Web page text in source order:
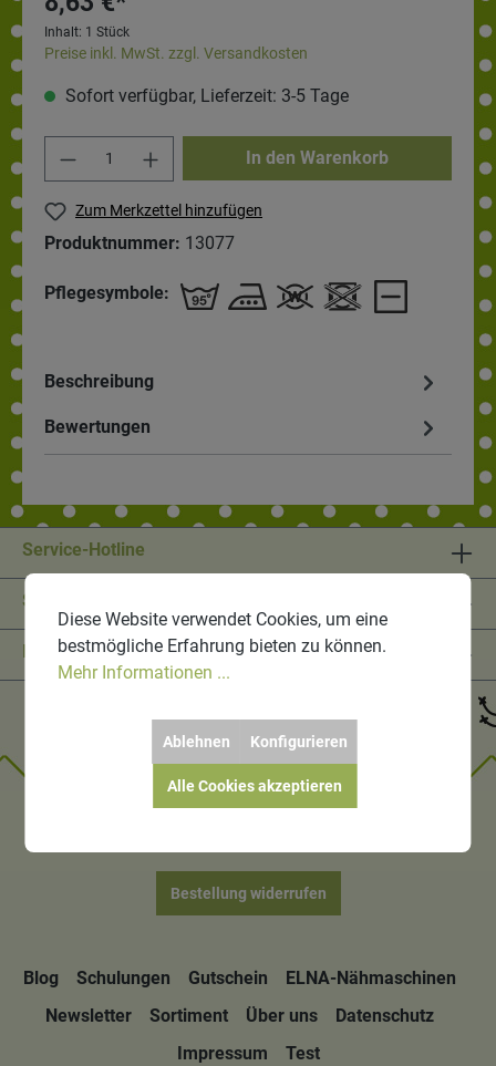
Inhalt: 1 Stück
Preise inkl. MwSt. zzgl. Versandkosten
Sofort verfügbar, Lieferzeit: 3-5 Tage
In den Warenkorb
Zum Merkzettel hinzufügen
Produktnummer: 13077
Pflegesymbole:
Beschreibung
Bewertungen
Service-Hotline
Shop Service
Informationen
Bestellung widerrufen
Blog Schulungen Gutschein
ELNA-Nähmaschinen
Newsletter
Sortiment Über uns
Datenschutz
Impressum
Test
Diese Website verwendet Cookies, um eine
bestmögliche Erfahrung bieten zu können.
Mehr Informationen ...
Ablehnen Konfigurieren
Alle Cookies akzeptieren